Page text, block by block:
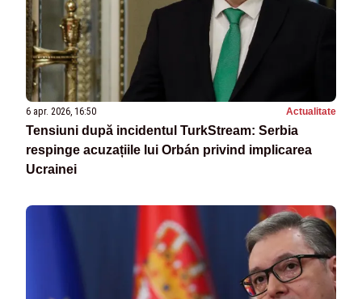
6 apr. 2026, 16:50 Actualitate
Tensiuni după incidentul TurkStream: Serbia
respinge acuzațiile lui Orbán privind implicarea
Ucrainei